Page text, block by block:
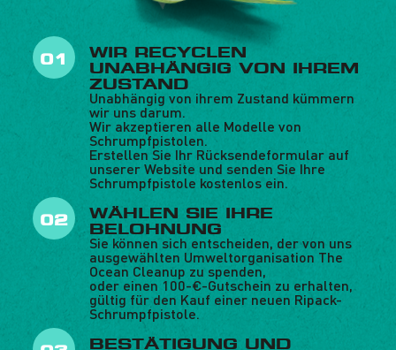
WIR RECYCLEN
UNABHÄNGIG VON IHREM
ZUSTAND
Unabhängig von ihrem Zustand kümmern
wir uns darum.
Wir akzeptieren alle Modelle von
Schrumpfpistolen.
Erstellen Sie Ihr Rücksendeformular auf
unserer Website und senden Sie Ihre
Schrumpfpistole kostenlos ein.
WÄHLEN SIE IHRE
BELOHNUNG
Sie können sich entscheiden, der von uns
ausgewählten Umweltorganisation The
Ocean Cleanup zu spenden,
oder einen 100-€-Gutschein zu erhalten,
gültig für den Kauf einer neuen Ripack-
Schrumpfpistole.
BESTÄTIGUNG UND